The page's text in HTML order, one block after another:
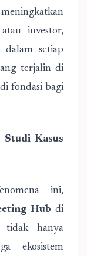
investor,
dalam setiap
terjalin di
fondasi bagi
Studi Kasus
ini,
Hub di
tidak hanya
ekosistem